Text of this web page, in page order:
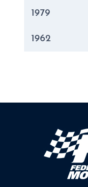
1979
1962